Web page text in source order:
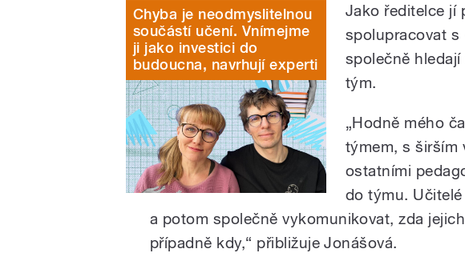
Chyba je neodmyslitelnou
součástí učení. Vnímejme
ji jako investici do
budoucna, navrhují experti
Jako ředitelce jí
spolupracovat
společně
tým.
„Hodně mého
týmem, s širším
ostatními
do týmu.
a potom společně vykomunikovat, zda
případně kdy,“ přibližuje Jonášová.